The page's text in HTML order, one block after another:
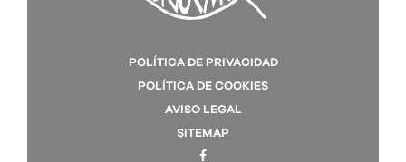
POLÍTICA DE PRIVACIDAD
POLÍTICA DE COOKIES
AVISO LEGAL
SITEMAP